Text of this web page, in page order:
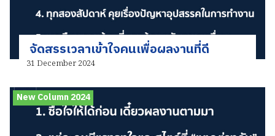
จัดสรรเวลาเข้าใจคนเพื่อผลงานที่ดี
31 December 2024
New Column 2024